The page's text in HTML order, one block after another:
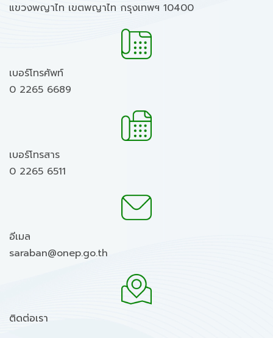
แขวงพญาไท เขตพญาไท กรุงเทพฯ 10400
เบอร์โทรศัพท์
0 2265 6689
เบอร์โทรสาร
0 2265 6511
อีเมล
saraban@onep.go.th
ติดต่อเรา